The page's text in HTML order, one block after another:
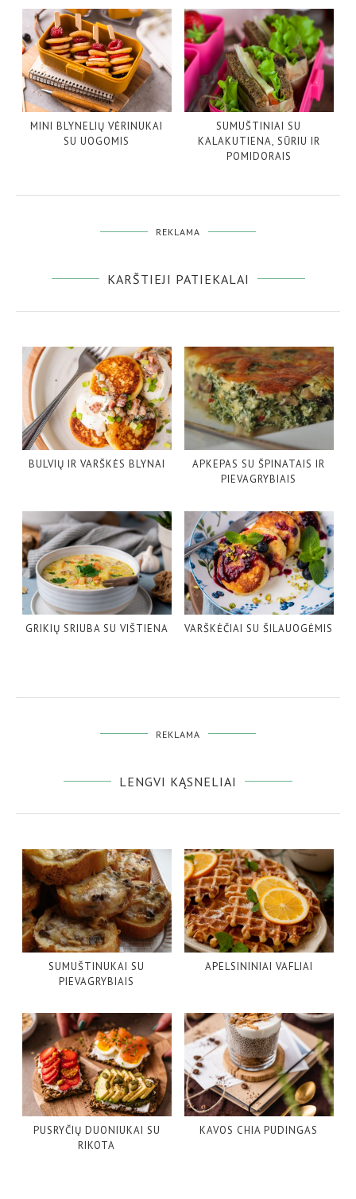
MINI BLYNELIŲ VĖRINUKAI
SU UOGOMIS
SUMUŠTINIAI SU
KALAKUTIENA, SŪRIU IR
POMIDORAIS
REKLAMA
KARŠTIEJI PATIEKALAI
BULVIŲ IR VARŠKĖS BLYNAI
APKEPAS SU ŠPINATAIS IR
PIEVAGRYBIAIS
GRIKIŲ SRIUBA SU VIŠTIENA VARŠKĖČIAI SU ŠILAUOGĖMIS
REKLAMA
LENGVI KĄSNELIAI
SUMUŠTINUKAI SU
PIEVAGRYBIAIS
APELSININIAI VAFLIAI
PUSRYČIŲ DUONIUKAI SU
RIKOTA
KAVOS CHIA PUDINGAS